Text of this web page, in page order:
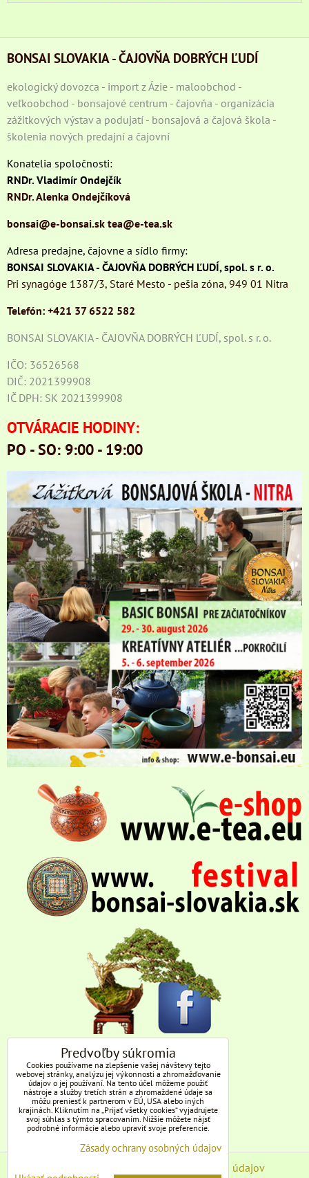
BONSAI SLOVAKIA - ČAJOVŇA DOBRÝCH ĽUDÍ
ekologický dovozca - import z Ázie - maloobchod -
veľkoobchod - bonsajové centrum - čajovňa - organizácia
zážitkových výstav a podujatí - bonsajová a čajová škola -
školenia nových predajní a čajovní
Konatelia spoločnosti:
RNDr. Vladimír Ondejčík
RNDr. Alenka Ondejčíková
bonsai@e-bonsai.sk tea@e-tea.sk
Adresa predajne, čajovne a sídlo firmy:
BONSAI SLOVAKIA - ČAJOVŇA DOBRÝCH ĽUDÍ, spol. s r. o.
Pri synagóge 1387/3, Staré Mesto - pešia zóna, 949 01 Nitra
Telefón: +421 37 6522 582
BONSAI SLOVAKIA - ČAJOVŇA DOBRÝCH ĽUDÍ, spol. s r. o.
IČO: 36526568
DIČ: 2021399908
IČ DPH: SK 2021399908
OTVÁRACIE HODINY:
PO - SO: 9:00 - 19:00
Zásady ochrany osobných údajov
Predvoľby súkromia
Cookies používame na zlepšenie vašej návštevy tejto
webovej stránky, analýzu jej výkonnosti a zhromažďovanie
údajov o jej používaní. Na tento účel môžeme použiť
nástroje a služby tretích strán a zhromaždené údaje sa
môžu preniesť k partnerom v EÚ, USA alebo iných
krajinách. Kliknutím na „Prijať všetky cookies“ vyjadrujete
svoj súhlas s týmto spracovaním. Nižšie môžete nájsť
podrobné informácie alebo upraviť svoje preferencie.
Zásady ochrany osobných údajov